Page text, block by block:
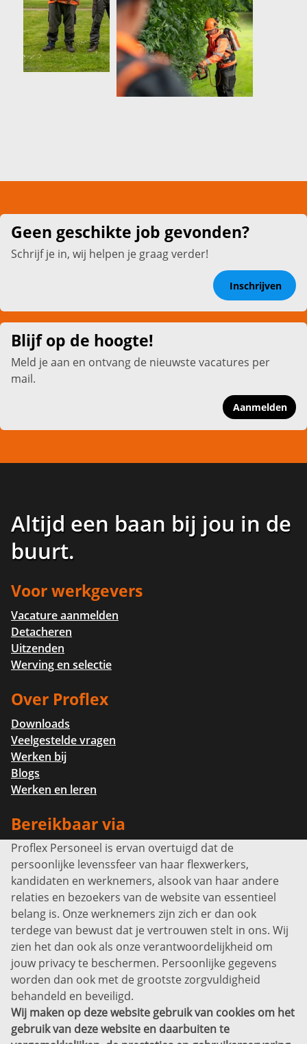
Geen geschikte job gevonden?
Schrijf je in, wij helpen je graag verder!
Inschrijven
Blijf op de hoogte!
Meld je aan en ontvang de nieuwste vacatures per
mail.
Aanmelden
Altijd een baan bij jou in de
buurt.
Voor werkgevers
Vacature aanmelden
Detacheren
Uitzenden
Werving en selectie
Over Proflex
Downloads
Veelgestelde vragen
Werken bij
Blogs
Werken en leren
Bereikbaar via
Info@proflexpersoneel.nl
Bel ons:+31 (0)85 0450040
Prins Willem-Alexanderlaan 301
7311 SW Apeldoorn
Disclaimer
Privacyverklaring
Sitemap
Copyright
Bekijk ook eens
Proflex Personeel is ervan overtuigd dat de
persoonlijke levenssfeer van haar flexwerkers,
kandidaten en werknemers, alsook van haar andere
relaties en bezoekers van de website van essentieel
belang is. Onze werknemers zijn zich er dan ook
terdege van bewust dat je vertrouwen stelt in ons. Wij
zien het dan ook als onze verantwoordelijkheid om
jouw privacy te beschermen. Persoonlijke gegevens
worden dan ook met de grootste zorgvuldigheid
behandeld en beveiligd.
Wij maken op deze website gebruik van cookies om het
gebruik van deze website en daarbuiten te